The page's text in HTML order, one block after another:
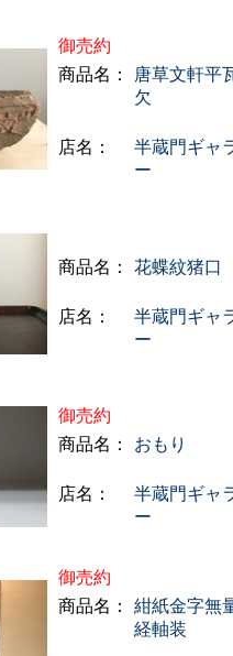
御売約
商品名：
唐草文軒平
欠
店名：
半蔵門ギャ
ー
商品名： 花蝶紋猪口
店名：
半蔵門ギャ
ー
御売約
商品名：
おもり
店名：
半蔵門ギャ
ー
御売約
商品名：
紺紙金字無
経軸装